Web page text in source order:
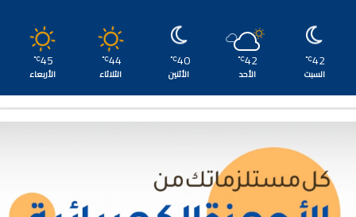
42
℃
السبت
42
℃
الأحد
40
℃
الأثنين
44
℃
الثلاثاء
45
℃
الأربعاء